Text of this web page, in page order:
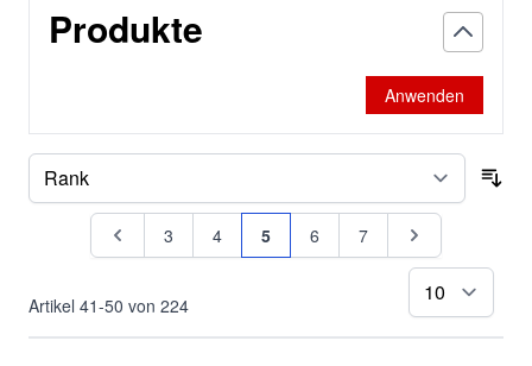
Agilent-Porapak
BioSEC
Hi-Plex
Polaris
PSS Säulen
Produkte
Anwenden
Artikel 41-50 von 224
Seite
Seite Seite
3 Seite
4 Sie lesen gerade Seite
5 Seite
6 Seite
7 Seite